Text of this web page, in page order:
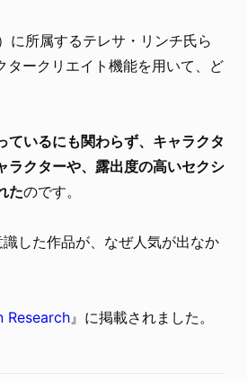
に所属するテレサ・リンチ氏ら
タークリエイト機能を用いて、ど
いるにも関わらず、キャラクタ
ラクターや、露出度の高いセクシ
たのです。
した作品が、なぜ人気が出なか
Research』に掲載されました。